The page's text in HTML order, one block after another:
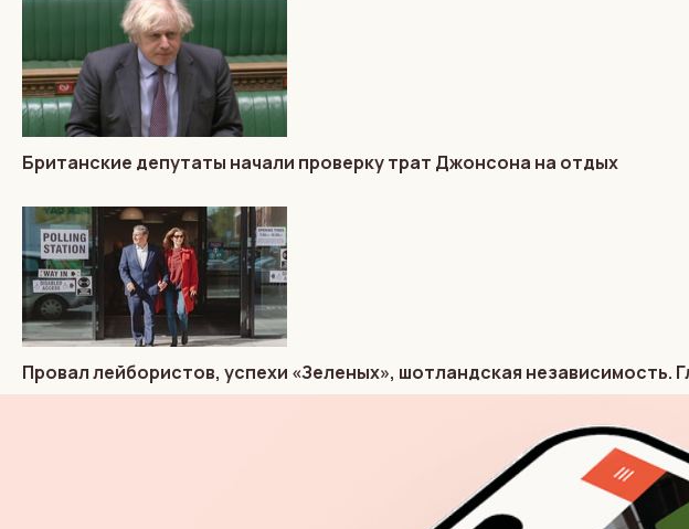
Британские депутаты начали проверку трат Джонсона на отдых
Провал лейбористов, успехи «Зеленых», шотландская независимость.